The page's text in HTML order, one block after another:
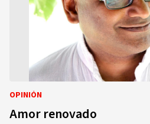
OPINIÓN
Amor renovado